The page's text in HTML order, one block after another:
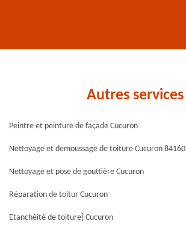
Autres services
Peintre et peinture de façade Cucuron
Nettoyage et demoussage de toiture Cucuron 84160
Nettoyage et pose de gouttière Cucuron
Réparation de toitur Cucuron
Etanchéité de toiture} Cucuron